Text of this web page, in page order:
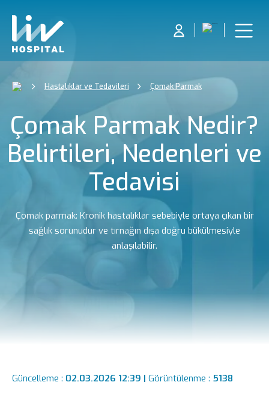
Hastalıklar ve Tedavileri Çomak Parmak
Çomak Parmak Nedir?
Belirtileri, Nedenleri ve
Tedavisi
Çomak parmak: Kronik hastalıklar sebebiyle ortaya çıkan bir
sağlık sorunudur ve tırnağın dışa doğru bükülmesiyle
anlaşılabilir.
Güncelleme : 02.03.2026 12:39 | Görüntülenme : 5138